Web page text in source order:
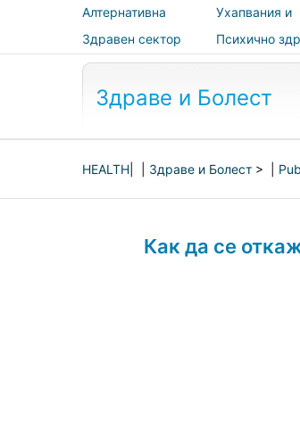
Алтернативна
медицина
Ухапвания и
ужилвания
Здравен сектор
Психично
Здраве и Болест
HEALTH Здраве и Болест > |
Как да се